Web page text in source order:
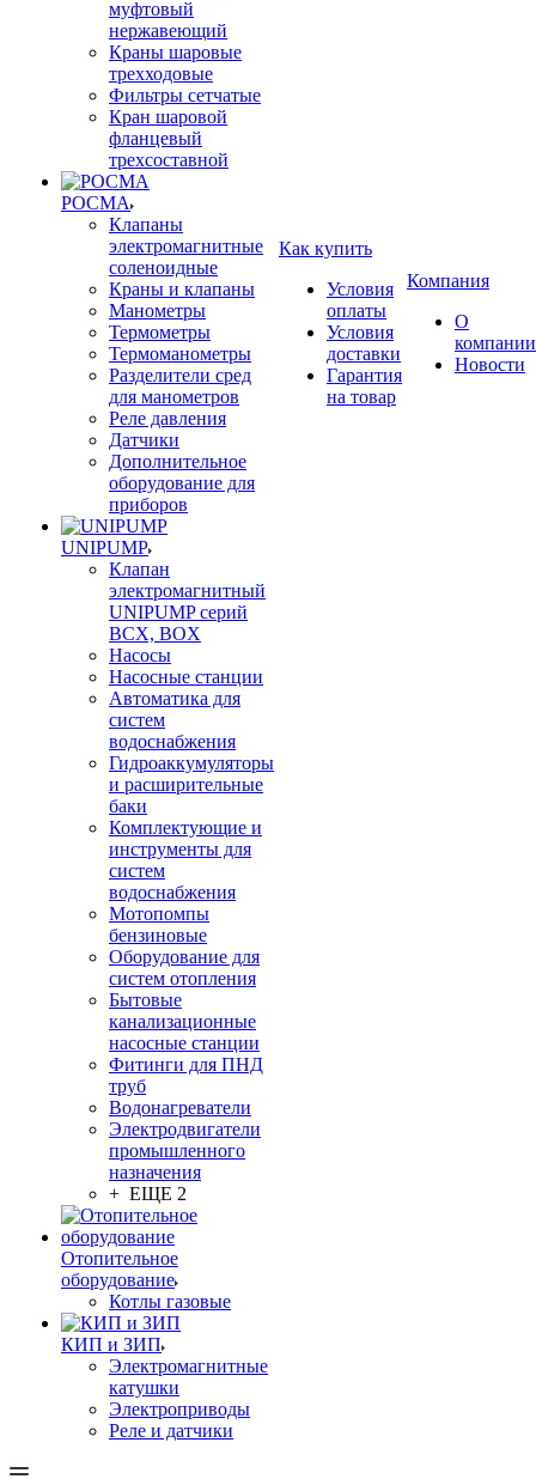
муфтовый
нержавеющий
Краны шаровые
трехходовые
Фильтры сетчатые
Кран шаровой
фланцевый
трехсоставной
РОСМА
Клапаны
электромагнитные
соленоидные
Краны и клапаны
Манометры
Термометры
Термоманометры
Разделители сред
для манометров
Реле давления
Датчики
Дополнительное
оборудование для
приборов
UNIPUMP
Клапан
электромагнитный
UNIPUMP серий
BCX, BOX
Насосы
Насосные станции
Автоматика для
систем
водоснабжения
Гидроаккумуляторы
и расширительные
баки
Комплектующие и
инструменты для
систем
водоснабжения
Мотопомпы
бензиновые
Оборудование для
систем отопления
Бытовые
канализационные
насосные станции
Фитинги для ПНД
труб
Водонагреватели
Электродвигатели
промышленного
назначения
+ ЕЩЕ 2
Отопительное
оборудование
Котлы газовые
КИП и ЗИП
Электромагнитные
катушки
Электроприводы
Реле и датчики
Как купить
Условия
оплаты
Условия
доставки
Гарантия
на товар
Компания
О
компании
Новости